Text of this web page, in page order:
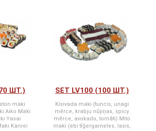
ШТ.)
maki
Aiko Maki
Yasai
Kanrei
SET LV100 (100 ШТ.)
Kisivada maki (tuncis, unagi
mērce, krabju nūjiņas, spicy
mērce, avokado, tomāti) Mito
maki (ebi tīģergarneles, lasis,